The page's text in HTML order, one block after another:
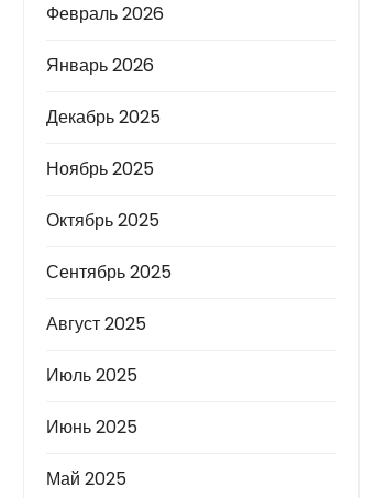
Февраль 2026
Январь 2026
Декабрь 2025
Ноябрь 2025
Октябрь 2025
Сентябрь 2025
Август 2025
Июль 2025
Июнь 2025
Май 2025